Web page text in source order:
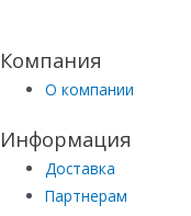
Компания
О компании
Информация
Доставка
Партнерам